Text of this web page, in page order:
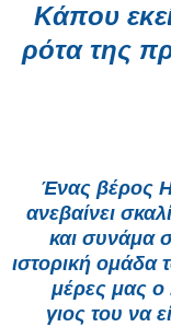
Κάπου
ρότα της
Ένας βέρος
ανεβαίνει
και συνάμα
ιστορική ομάδα
μέρες μας ο
γιος του να